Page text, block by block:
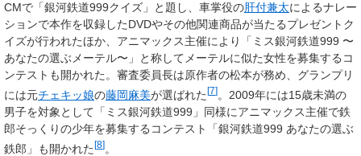
CMで「銀河鉄道999クイズ」と題し、車掌役の肝付兼太によるナレー
ションで本作を収録したDVDやその他関連商品が当たるプレゼントク
イズが行われたほか、アニマックス主催により「ミス銀河鉄道999 〜
あなたの選ぶメーテル〜」と称してメーテルに似た女性を募集するコ
ンテストも開かれた。審査委員長は原作者の松本が務め、グランプリ
には元チェキッ娘の藤岡麻美が選ばれた [7] 。2009年には15歳未満の
男子を対象として「ミス銀河鉄道999」同様にアニマックス主催で鉄
郎そっくりの少年を募集するコンテスト「銀河鉄道999 あなたの選ぶ
鉄郎」も開かれた[8]。